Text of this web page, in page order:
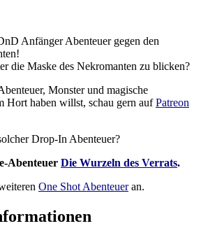
Anfänger Abenteuer gegen den
die Maske des Nekromanten zu blicken?
Monster und magische
Hort haben willst, schau gern aufPatreon
Drop-In Abenteuer?
Abenteuer Die Wurzeln des Verrats.
One Shot Abenteueran.